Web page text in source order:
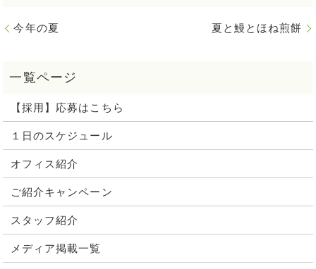
今年の夏 夏と鰻とほね煎餅
【採用】応募はこちら
１日のスケジュール
オフィス紹介
ご紹介キャンペーン
スタッフ紹介
メディア掲載一覧